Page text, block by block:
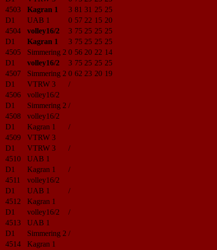
4503
Kagran 1 3 81 31 25 25
D1
UAB 1 0 57 22 15 20
4504
volley16/2 3 75 25 25 25
D1
Kagran 1 3 75 25 25 25
4505
Simmering 2 0 56 20 22 14
D1
volley16/2 3 75 25 25 25
4507
Simmering 2 0 62 23 20 19
D1
VTRW 3
/
4506
volley16/2
D1
Simmering 2 /
4508
volley16/2
D1
Kagran 1
/
4509
VTRW 3
D1
VTRW 3
/
4510
UAB 1
D1
Kagran 1
/
4511
volley16/2
D1
UAB 1
/
4512
Kagran 1
D1
volley16/2
/
4513
UAB 1
D1
Simmering 2 /
4514
Kagran 1